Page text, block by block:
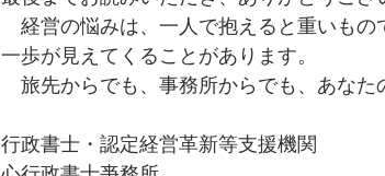
経営の悩みは、一人で抱えると重いも
一歩が見えてくることがあります。
旅先からでも、事務所からでも、あなた
行政書士・認定経営革新等支援機関